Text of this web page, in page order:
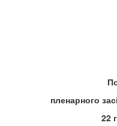
пленарного
22